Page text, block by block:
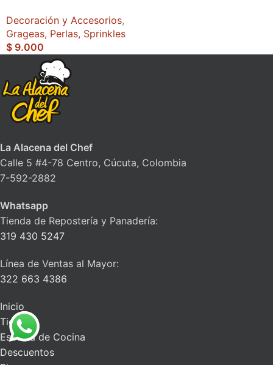
Decoración y Accesorios,
Grageas, Perlas, Sprinkles
$ 9.000
La Alacena del Chef
Calle 5 #4-78 Centro, Cúcuta, Colombia
7-592-2882
Whatsapp
Tienda de Repostería y Panadería:
319 430 5247
Línea de Ventas al Mayor:
322 663 4386
Inicio
Tienda
Escuela de Cocina
Descuentos